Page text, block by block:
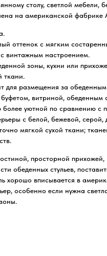
столу, светлой мебели,
на американской фабрике
оттенок с мягким
винтажным настроением.
зоны, кухни или
ткани.
для размещения за
витриной, обеденным
уютной по сравнению с
с белой, бежевой,
мягкой сухой ткани;
просторной
обеденных стульев,
хорошо вписывается в
особенно если нужна